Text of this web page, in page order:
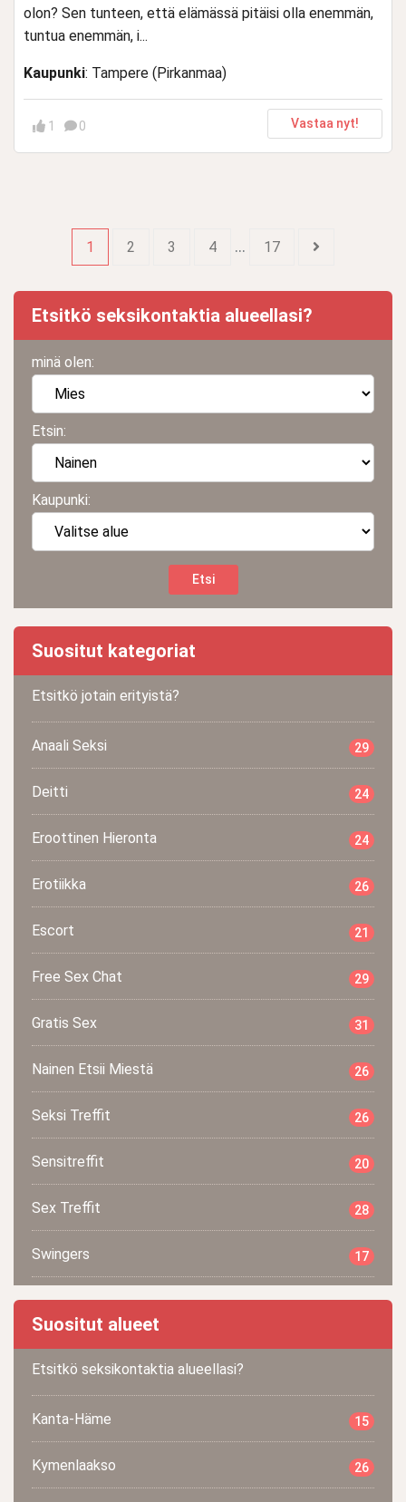
olon? Sen tunteen, että elämässä pitäisi olla enemmän,
tuntua enemmän, i...
Kaupunki: Tampere (Pirkanmaa)
1 0 Vastaa nyt!
1 2 3 4 … 17
Etsitkö seksikontaktia alueellasi?
minä olen:
Etsin:
Kaupunki:
Suositut kategoriat
Etsitkö jotain erityistä?
Anaali Seksi 29
Deitti 24
Eroottinen Hieronta 24
Erotiikka 26
Escort 21
Free Sex Chat 29
Gratis Sex 31
Nainen Etsii Miestä 26
Seksi Treffit 26
Sensitreffit 20
Sex Treffit 28
Swingers 17
Suositut alueet
Etsitkö seksikontaktia alueellasi?
Kanta-Häme 15
Kymenlaakso 26